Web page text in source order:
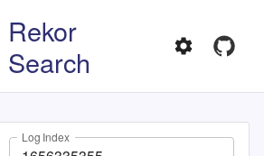
Rekor
Search
Log Index